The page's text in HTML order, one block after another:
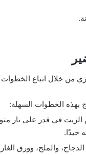
من خلال اتباع الخطوات
بهذه الخطوات السهلة:
الزيت في قدر على نار
جيدًا.
والملح، وورق